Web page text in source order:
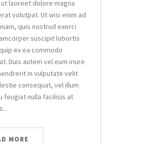
laoreet dolore magna
volutpat. Ut wisi enim ad
quis nostrud exerci
suscipit lobortis
ex ea commodo
Duis autem vel eum iriure
in vulputate velit
consequat, vel illum
feugiat nulla facilisis at
MORE